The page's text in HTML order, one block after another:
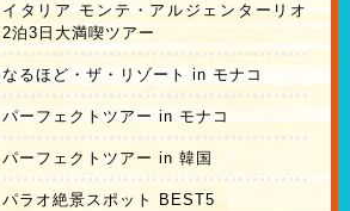
イタリア モンテ・アルジェンターリオ
2泊3日大満喫ツアー
なるほど・ザ・リゾート in モナコ
パーフェクトツアー in モナコ
パーフェクトツアー in 韓国
パラオ絶景スポット BEST5